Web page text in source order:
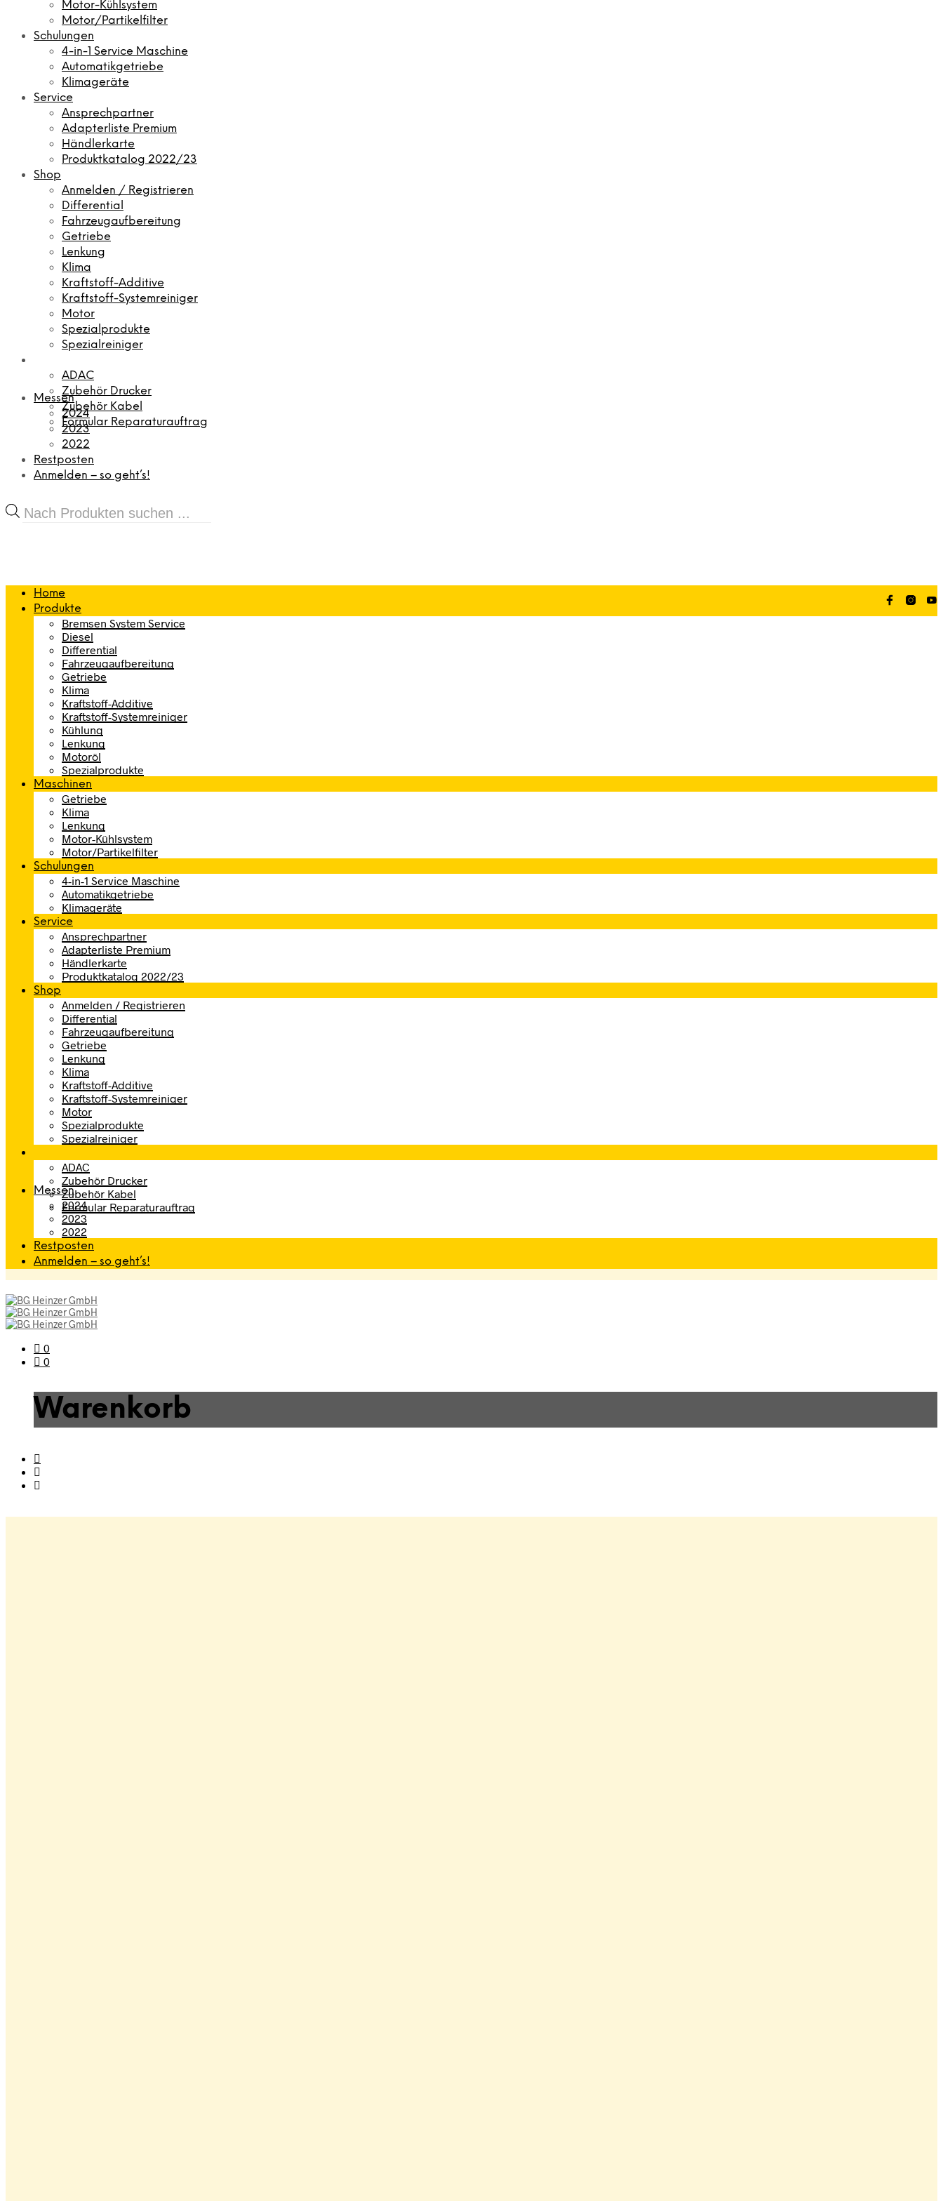
Motor-Kühlsystem
Motor/Partikelfilter
Schulungen
4-in-1 Service Maschine
Automatikgetriebe
Klimageräte
Service
Ansprechpartner
Adapterliste Premium
Händlerkarte
Produktkatalog 2022/23
Shop
Anmelden / Registrieren
Differential
Fahrzeugaufbereitung
Getriebe
Lenkung
Klima
Kraftstoff-Additive
Kraftstoff-Systemreiniger
Motor
Spezialprodukte
Spezialreiniger
ADAC
Zubehör Drucker
Zubehör Kabel
Formular Reparaturauftrag
Messen
2024
2023
2022
Restposten
Anmelden – so geht’s!
Products
Home
Produkte
Bremsen System Service
Diesel
Differential
Fahrzeugaufbereitung
Getriebe
Klima
Kraftstoff-Additive
Kraftstoff-Systemreiniger
Kühlung
Lenkung
Motoröl
Spezialprodukte
Maschinen
Getriebe
Klima
Lenkung
Motor-Kühlsystem
Motor/Partikelfilter
Schulungen
4-in-1 Service Maschine
Automatikgetriebe
Klimageräte
Service
Ansprechpartner
Adapterliste Premium
Händlerkarte
Produktkatalog 2022/23
Shop
Anmelden / Registrieren
Differential
Fahrzeugaufbereitung
Getriebe
Lenkung
Klima
Kraftstoff-Additive
Kraftstoff-Systemreiniger
Motor
Spezialprodukte
Spezialreiniger
ADAC
Zubehör Drucker
Zubehör Kabel
Formular Reparaturauftrag
Messen
2024
2023
2022
Restposten
Anmelden – so geht’s!
0
0
Warenkorb